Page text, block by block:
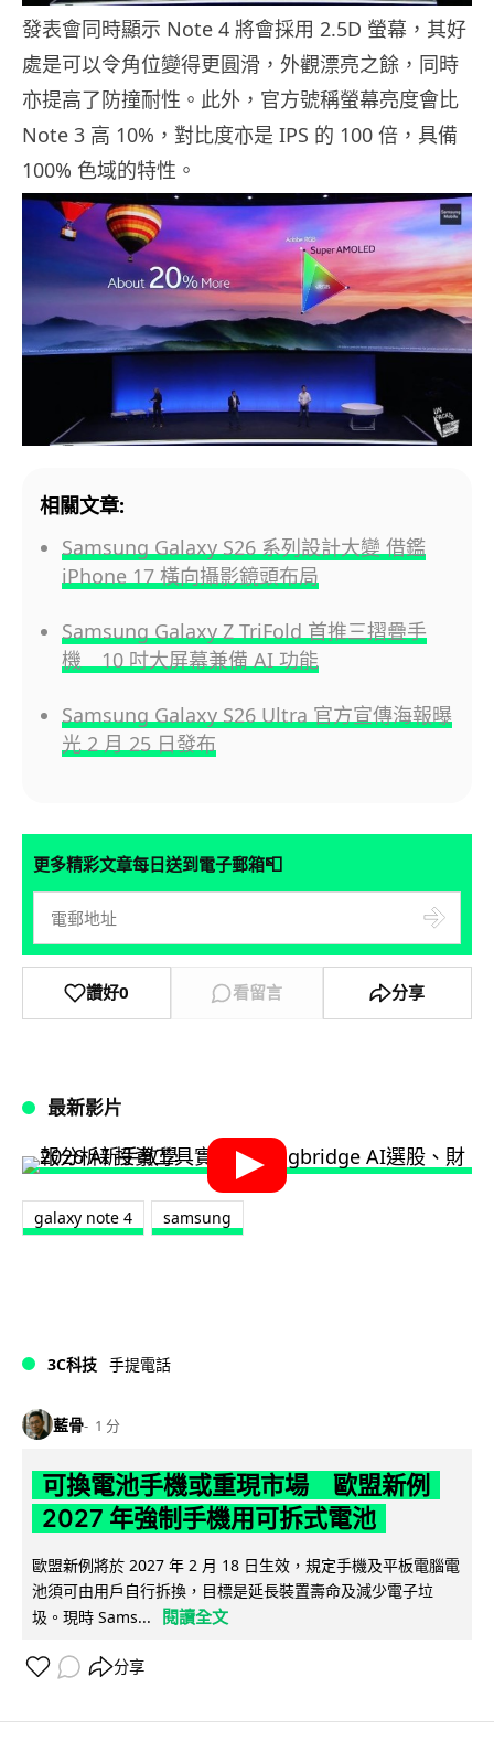
發表會同時顯示 Note 4 將會採用 2.5D 螢幕，其好
處是可以令角位變得更圓滑，外觀漂亮之餘，同時
亦提高了防撞耐性。此外，官方號稱螢幕亮度會比
Note 3 高 10%，對比度亦是 IPS 的 100 倍，具備
100% 色域的特性。
相關文章:
Samsung Galaxy S26 系列設計大變 借鑑
iPhone 17 橫向攝影鏡頭布局
Samsung Galaxy Z TriFold 首推三摺疊手
機 10 吋大屏幕兼備 AI 功能
Samsung Galaxy S26 Ultra 官方宣傳海報曝
光 2 月 25 日發布
更多精彩文章每日送到電子郵箱📮
讚好0 看留言 分享
最新影片
galaxy note 4 samsung
3C科技 手提電話
藍骨 1 分
可換電池手機或重現市場 歐盟新例
2027 年強制手機用可拆式電池
歐盟新例將於 2027 年 2 月 18 日生效，規定手機及平板電腦電
池須可由用戶自行拆換，目標是延長裝置壽命及減少電子垃
圾。現時 Sams...
閱讀全文
分享